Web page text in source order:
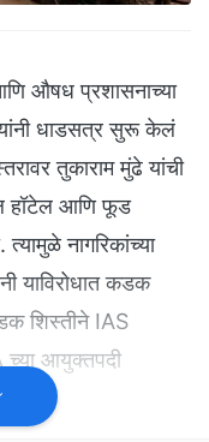
औषध प्रशासनाच्या
धाडसत्र सुरू केलं
तुकाराम मुंढे यांची
हॉटेल आणि फूड
नागरिकांच्या
याविरोधात कडक
शिस्तीने IAS
आयुक्तपदी